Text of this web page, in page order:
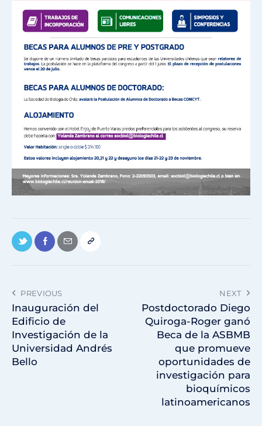
PREVIOUS
Inauguración del
Edificio de
Investigación de la
Universidad Andrés
Bello
NEXT
Postdoctorado Diego
Quiroga-Roger ganó
Beca de la ASBMB
que promueve
oportunidades de
investigación para
bioquímicos
latinoamericanos